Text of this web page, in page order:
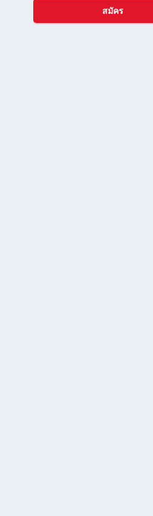
สมัคร